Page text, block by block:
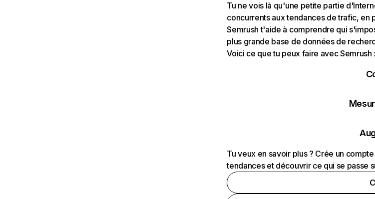
Tu ne vois là qu'une petite partie
concurrents aux tendances de trafic, en
Semrush t'aide à comprendre qui
plus grande base de données de
Voici ce que tu peux faire avec Semrush
Tu veux en savoir plus ? Crée un
tendances et découvrir ce qui se passe